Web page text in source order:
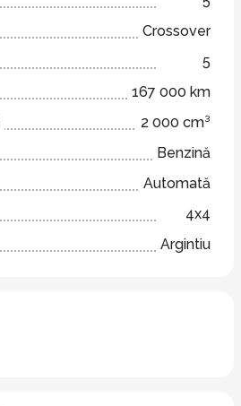
Crossover
5
167 000 km
2 000 cm³
Benzină
Automată
4x4
Argintiu